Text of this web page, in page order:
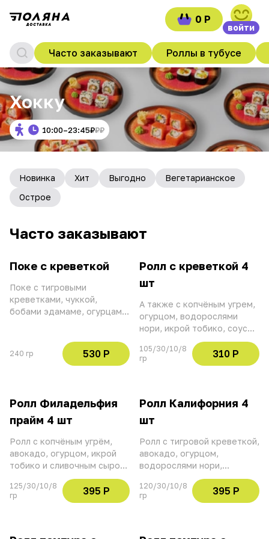
0 Р
войти
Часто заказывают Роллы в тубусе
Хокку
10:00–23:45₽₽₽
Новинка Хит Выгодно
Вегетарианское
Острое
Часто заказывают
Поке с креветкой
Поке с тигровыми
креветками, чуккой,
бобами эдамаме, огурцами,
гороха, кунжутом и
манговым соусом
240 гр 530 Р
Ролл с креветкой 4
шт
А также с копчёным угрем,
огурцом, водорослями
нори, икрой тобико, соусом
спайс и нежным творожным
сыром
105/30/10/8
гр
310 Р
Ролл Филадельфия
прайм 4 шт
Ролл с копчёным угрём,
авокадо, огурцом, икрой
тобико и сливочным сыром
— в обсыпке из кунжута,
под соусом унаги.
*Возможно содержание
125/30/10/8
гр
395 Р
Ролл Калифорния 4
шт
Ролл с тигровой креветкой,
авокадо, огурцом,
водорослями нори,
майонезом, обваленный в
икре тобико
120/30/10/8
гр
395 Р